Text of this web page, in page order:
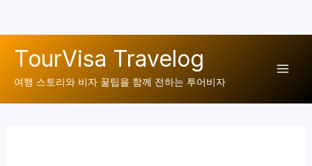
TourVisa Travelog
여행 스토리와 비자 꿀팁을 함께 전하는 투어비자